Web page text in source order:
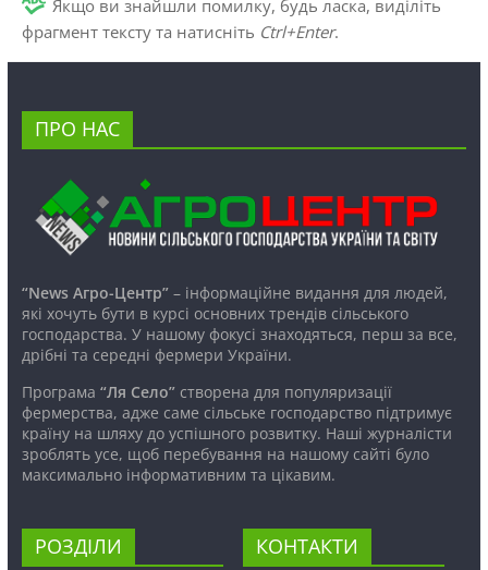
Якщо ви знайшли помилку, будь ласка, виділіть
фрагмент тексту та натисніть Ctrl+Enter.
ПРО НАС
“News Агро-Центр”– інформаційне видання для людей,
які хочуть бути в курсі основних трендів сільського
господарства. У нашому фокусі знаходяться, перш за все,
дрібні та середні фермери України.
Програма “Ля Село”створена для популяризації
фермерства, адже саме сільське господарство підтримує
країну на шляху до успішного розвитку. Наші журналісти
зроблять усе, щоб перебування на нашому сайті було
максимально інформативним та цікавим.
РОЗДІЛИ КОНТАКТИ